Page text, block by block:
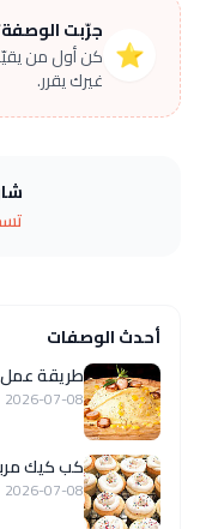
⭐
جرّبت
كن أول من
غيرك يقرر.
أحدث الوصفات
طريقة عمل
2026-07-08
كب كيك
2026-07-08